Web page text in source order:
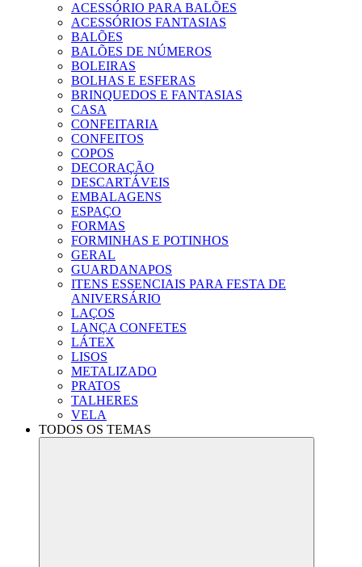
ACESSÓRIO PARA BALÕES
ACESSÓRIOS FANTASIAS
BALÕES
BALÕES DE NÚMEROS
BOLEIRAS
BOLHAS E ESFERAS
BRINQUEDOS E FANTASIAS
CASA
CONFEITARIA
CONFEITOS
COPOS
DECORAÇÃO
DESCARTÁVEIS
EMBALAGENS
ESPAÇO
FORMAS
FORMINHAS E POTINHOS
GERAL
GUARDANAPOS
ITENS ESSENCIAIS PARA FESTA DE
ANIVERSÁRIO
LAÇOS
LANÇA CONFETES
LÁTEX
LISOS
METALIZADO
PRATOS
TALHERES
VELA
TODOS OS TEMAS